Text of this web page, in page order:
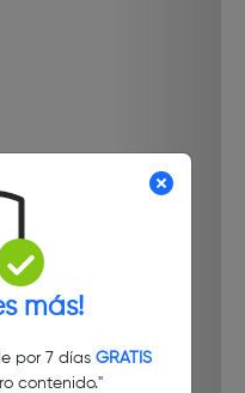
más!
por 7 días GRATIS
contenido."